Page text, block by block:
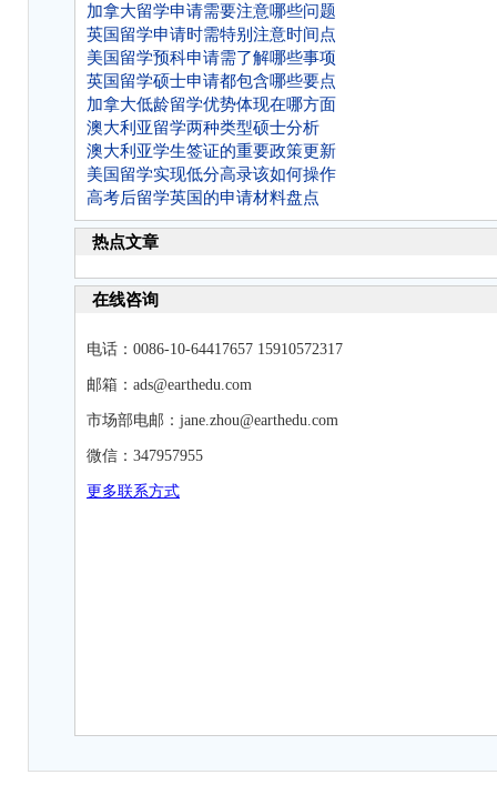
加拿大留学申请需要注意哪些问题
英国留学申请时需特别注意时间点
美国留学预科申请需了解哪些事项
英国留学硕士申请都包含哪些要点
加拿大低龄留学优势体现在哪方面
澳大利亚留学两种类型硕士分析
澳大利亚学生签证的重要政策更新
美国留学实现低分高录该如何操作
高考后留学英国的申请材料盘点
热点文章
在线咨询